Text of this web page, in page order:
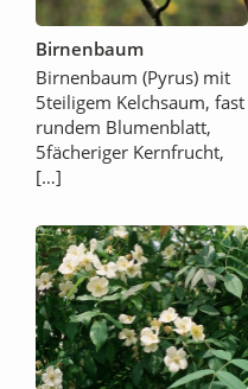
Birnenbaum
Birnenbaum (Pyrus) mit
5teiligem Kelchsaum, fast
rundem Blumenblatt,
5fächeriger Kernfrucht,
[…]